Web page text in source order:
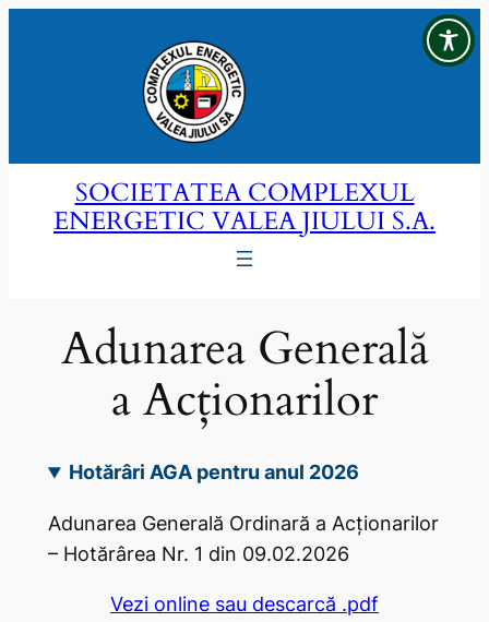
SOCIETATEA COMPLEXUL
ENERGETIC VALEA JIULUI S.A.
Adunarea Generală
a Acționarilor
Hotărâri AGA pentru anul 2026
Adunarea Generală Ordinară a Acţionarilor
– Hotărârea Nr. 1 din 09.02.2026
Vezi online sau descarcă .pdf